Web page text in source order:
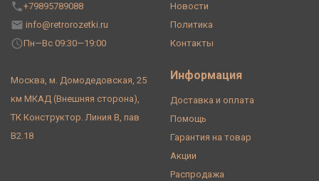
+79895789088
info@retrorozetki.ru
Пн—Вс 09:30—19:00
Москва, м. Домодедовская, 25
км МКАД (Внешняя сторона),
ТК Конструктор. Линия В, пав
В2.18
Новости
Политика
Контакты
Информация
Доставка и оплата
Помощь
Гарантия на товар
Акции
Распродажа